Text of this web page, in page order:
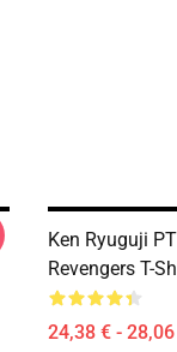
Ken Ryuguji
Revengers T-
24,38 € -